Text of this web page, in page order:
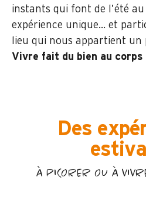
instants qui font de l’été
expérience unique… et
lieu qui nous appartient un
Vivre fait du bien au corps
Des
À PICORER OU À